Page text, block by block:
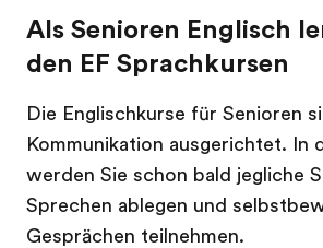
Als Senioren Englisch
den EF Sprachkursen
Die Englischkurse für Senioren
Kommunikation ausgerichtet. In
werden Sie schon bald jegliche
Sprechen ablegen und
Gesprächen teilnehmen.